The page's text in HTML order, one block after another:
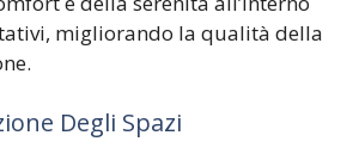
migliorando la qualità della
Degli Spazi